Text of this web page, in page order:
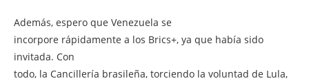
Además, espero que Venezuela se
incorpore rápidamente a los Brics+, ya que había sido
invitada. Con
todo, la Cancillería brasileña, torciendo la voluntad de Lula,